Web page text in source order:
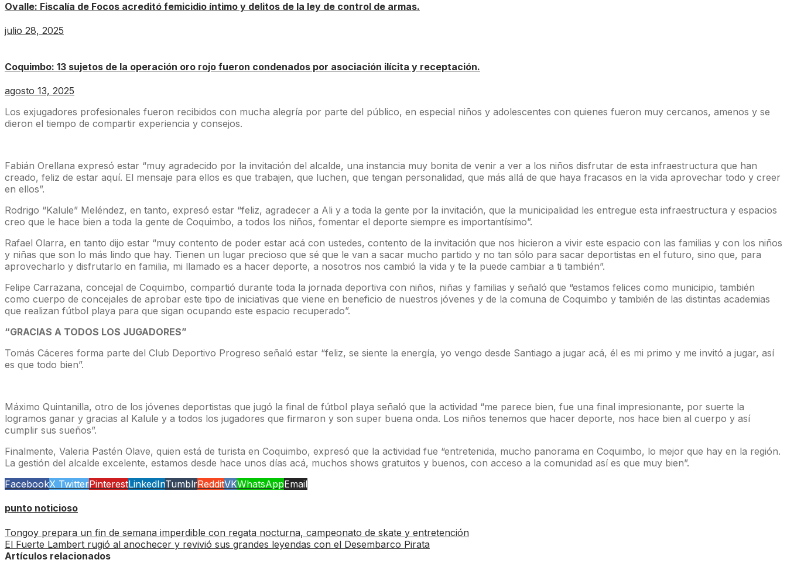
Ovalle: Fiscalía de Focos acreditó femicidio íntimo y delitos de la ley de control de armas.
julio 28, 2025
Coquimbo: 13 sujetos de la operación oro rojo fueron condenados por asociación ilícita y receptación.
agosto 13, 2025
Los exjugadores profesionales fueron recibidos con mucha alegría por parte del público, en especial niños y adolescentes con quienes fueron muy cercanos, amenos y se
dieron el tiempo de compartir experiencia y consejos.
Fabián Orellana expresó estar “muy agradecido por la invitación del alcalde, una instancia muy bonita de venir a ver a los niños disfrutar de esta infraestructura que han
creado, feliz de estar aquí. El mensaje para ellos es que trabajen, que luchen, que tengan personalidad, que más allá de que haya fracasos en la vida aprovechar todo y creer
en ellos”.
Rodrigo “Kalule” Meléndez, en tanto, expresó estar “feliz, agradecer a Ali y a toda la gente por la invitación, que la municipalidad les entregue esta infraestructura y espacios
creo que le hace bien a toda la gente de Coquimbo, a todos los niños, fomentar el deporte siempre es importantísimo”.
Rafael Olarra, en tanto dijo estar “muy contento de poder estar acá con ustedes, contento de la invitación que nos hicieron a vivir este espacio con las familias y con los niños
y niñas que son lo más lindo que hay. Tienen un lugar precioso que sé que le van a sacar mucho partido y no tan sólo para sacar deportistas en el futuro, sino que, para
aprovecharlo y disfrutarlo en familia, mi llamado es a hacer deporte, a nosotros nos cambió la vida y te la puede cambiar a ti también”.
Felipe Carrazana, concejal de Coquimbo, compartió durante toda la jornada deportiva con niños, niñas y familias y señaló que “estamos felices como municipio, también
como cuerpo de concejales de aprobar este tipo de iniciativas que viene en beneficio de nuestros jóvenes y de la comuna de Coquimbo y también de las distintas academias
que realizan fútbol playa para que sigan ocupando este espacio recuperado”.
“GRACIAS A TODOS LOS JUGADORES”
Tomás Cáceres forma parte del Club Deportivo Progreso señaló estar “feliz, se siente la energía, yo vengo desde Santiago a jugar acá, él es mi primo y me invitó a jugar, así
es que todo bien”.
Máximo Quintanilla, otro de los jóvenes deportistas que jugó la final de fútbol playa señaló que la actividad “me parece bien, fue una final impresionante, por suerte la
logramos ganar y gracias al Kalule y a todos los jugadores que firmaron y son super buena onda. Los niños tenemos que hacer deporte, nos hace bien al cuerpo y así
cumplir sus sueños”.
Finalmente, Valeria Pastén Olave, quien está de turista en Coquimbo, expresó que la actividad fue “entretenida, mucho panorama en Coquimbo, lo mejor que hay en la región.
La gestión del alcalde excelente, estamos desde hace unos días acá, muchos shows gratuitos y buenos, con acceso a la comunidad así es que muy bien”.
FacebookX TwitterPinterestLinkedInTumblrRedditVKWhatsAppEmail
punto noticioso
Tongoy prepara un fin de semana imperdible con regata nocturna, campeonato de skate y entretención
El Fuerte Lambert rugió al anochecer y revivió sus grandes leyendas con el Desembarco Pirata
Artículos relacionados